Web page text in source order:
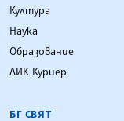
Култура
Наука
Образование
ЛИК Куриер
БГ СВЯТ